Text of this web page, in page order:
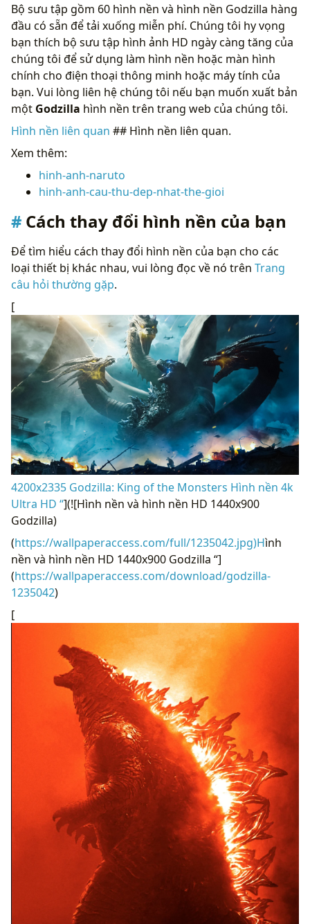
Bộ sưu tập gồm 60 hình nền và hình nền Godzilla hàng
đầu có sẵn để tải xuống miễn phí. Chúng tôi hy vọng
bạn thích bộ sưu tập hình ảnh HD ngày càng tăng của
chúng tôi để sử dụng làm hình nền hoặc màn hình
chính cho điện thoại thông minh hoặc máy tính của
bạn. Vui lòng liên hệ chúng tôi nếu bạn muốn xuất bản
một Godzilla hình nền trên trang web của chúng tôi.
Hình nền liên quan ## Hình nền liên quan.
Xem thêm:
hinh-anh-naruto
hinh-anh-cau-thu-dep-nhat-the-gioi
Cách thay đổi hình nền của bạn
Để tìm hiểu cách thay đổi hình nền của bạn cho các
loại thiết bị khác nhau, vui lòng đọc về nó trên Trang
câu hỏi thường gặp.
[
4200x2335 Godzilla: King of the Monsters Hình nền 4k
Ultra HD “](![Hình nền và hình nền HD 1440x900
Godzilla)
(https://wallpaperaccess.com/full/1235042.jpg)Hình
nền và hình nền HD 1440x900 Godzilla “]
(https://wallpaperaccess.com/download/godzilla-
1235042)
[